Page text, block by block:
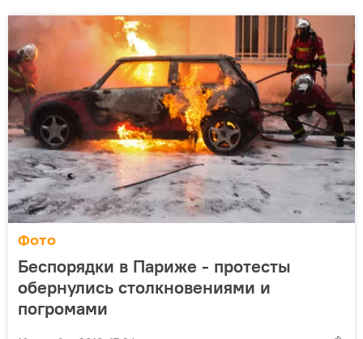
Фото
Беспорядки в Париже - протесты
обернулись столкновениями и
погромами